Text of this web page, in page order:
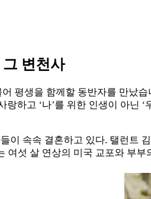
그 변천사
평생을 함께할 동반자를 만났
랑하고 ‘나’를 위한 인생이 아닌
이 속속 결혼하고 있다. 탤런트
여섯 살 연상의 미국 교포와 부부